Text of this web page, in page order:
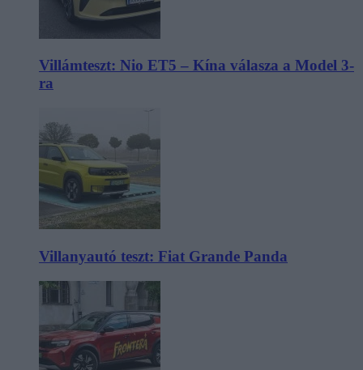
Villámteszt: Nio ET5 – Kína válasza a Model 3-
ra
Villanyautó teszt: Fiat Grande Panda